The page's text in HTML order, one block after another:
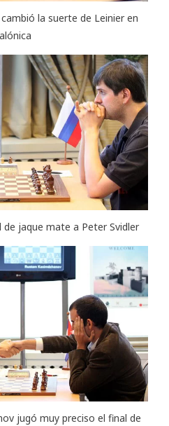
la suerte de Leinier en
jaque mate a Peter Svidler
jugó muy preciso el final de